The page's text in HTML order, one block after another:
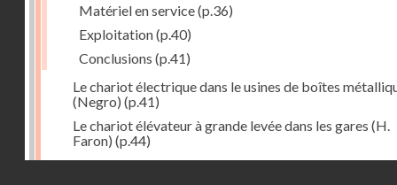
Matériel en service(p.36)
Exploitation(p.40)
Conclusions (p.41)
Le chariot électrique dans le usines de boîtes
(Negro) (p.41)
Le chariot élévateur à grande levée dans les gares (H.
Faron) (p.44)
Utilisation des chariots électriques à la C. G. T. à